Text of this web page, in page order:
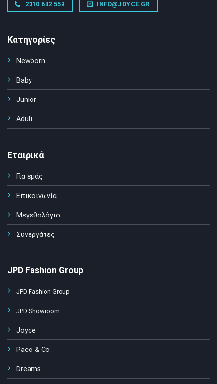
2310 682 559 INFO@JOYCE.GR
Κατηγορίες
Newborn
Baby
Junior
Adult
Εταιρικά
Για εμάς
Επικοινωνία
Μεγεθολόγιο
Συνεργάτες
JPD Fashion Group
JPD Fashion Group
JPD Showroom
Joyce
Paco & Co
Dreams